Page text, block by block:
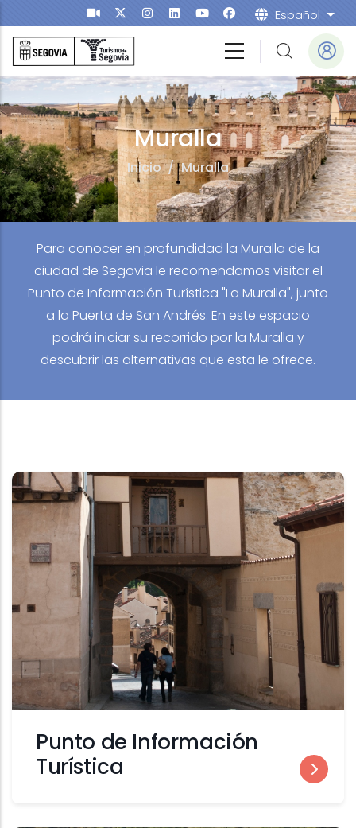
Pasar al contenido principal Español
Muralla
Inicio/ Muralla
Para conocer en profundidad la Muralla de la
ciudad de Segovia le recomendamos visitar el
Punto de Información Turística "La Muralla", junto
a la Puerta de San Andrés. En este espacio
podrá iniciar su recorrido por la Muralla y
descubrir las alternativas que esta le ofrece.
Punto de Información
Turística